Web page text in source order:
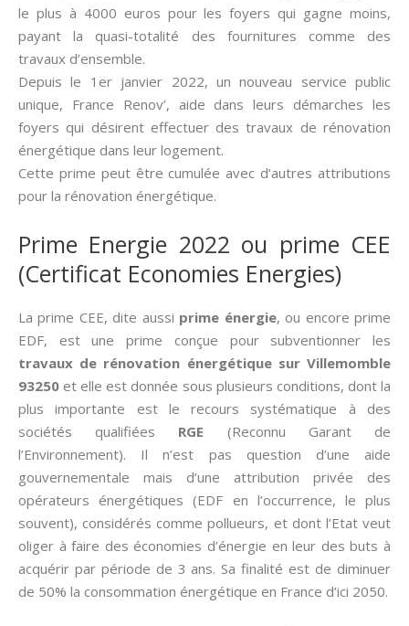
le plus à 4000 euros pour les foyers qui gagne moins,
payant la quasi-totalité des fournitures comme des
travaux d’ensemble.
Depuis le 1er janvier 2022, un nouveau service public
unique, France Renov’, aide dans leurs démarches les
foyers qui désirent effectuer des travaux de rénovation
énergétique dans leur logement.
Cette prime peut être cumulée avec d’autres attributions
pour la rénovation énergétique.
Prime Energie 2022 ou prime CEE
(Certificat Economies Energies)
La prime CEE, dite aussi­ prime énergie, ou encore prime
EDF, est une prime conçue pour subventionner les
travaux de rénovation énergétique sur Villemomble
93250 et elle est donnée sous plusieurs conditions, dont la
plus importante est le recours systématique à des
sociétés qualifiées RGE (Reconnu Garant de
l’Environnement). Il n’est pas question d’une aide
gouvernementale mais d’une attribution privée des
opérateurs énergétiques (EDF en l’occurrence, le plus
souvent), considérés comme pollueurs, et dont l’Etat veut
oliger à faire des économies d’énergie en leur des buts à
acquérir par période de 3 ans. Sa finalité est de diminuer
de 50% la consommation énergétique en France d’ici 2050.